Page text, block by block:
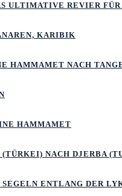
ULTIMATIVE REVIER
KARIBIK
HAMMAMET NACH
HAMMAMET
NACH DJERBA
ENTLANG DER